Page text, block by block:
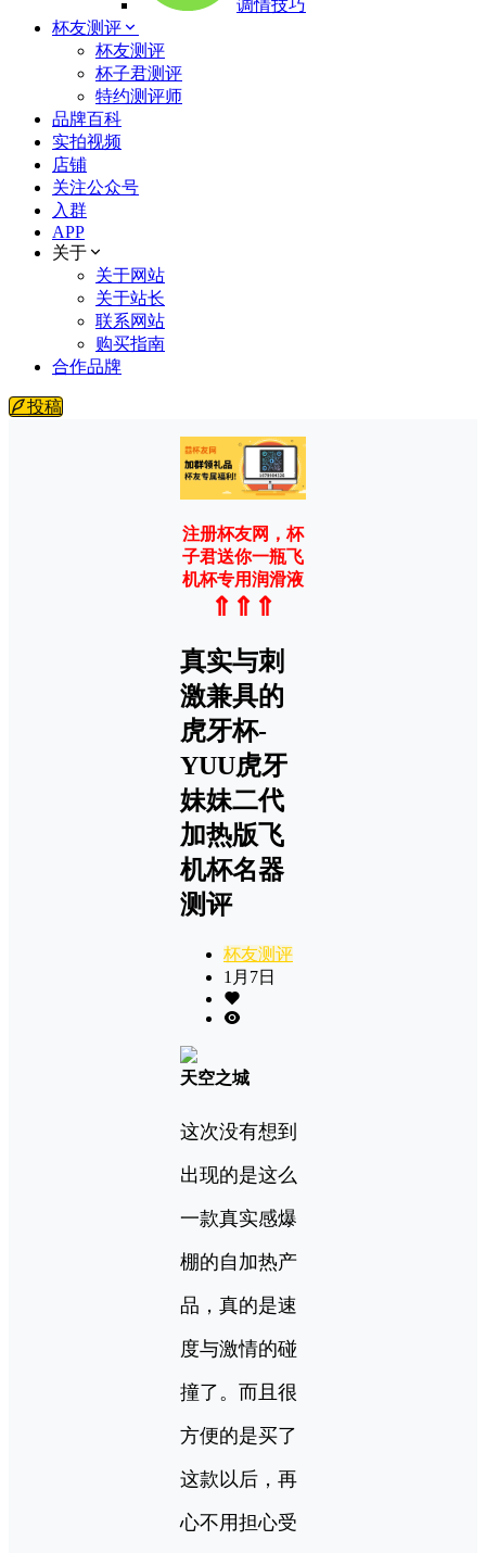
调情技巧
杯友测评
杯友测评
杯子君测评
特约测评师
品牌百科
实拍视频
店铺
关注公众号
入群
APP
关于
关于网站
关于站长
联系网站
购买指南
合作品牌
投稿
注册杯友网，杯
子君送你一瓶飞
机杯专用润滑液
⇑⇑⇑
真实与刺
激兼具的
虎牙杯-
YUU虎牙
妹妹二代
加热版飞
机杯名器
测评
杯友测评
1月7日
天空之城
这次没有想到
出现的是这么
一款真实感爆
棚的自加热产
品，真的是速
度与激情的碰
撞了。而且很
方便的是买了
这款以后，再
心不用担心受